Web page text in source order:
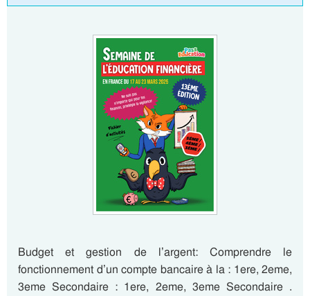
Budget et gestion de l’argent: Comprendre le
fonctionnement d’un compte bancaire à la : 1ere, 2eme,
3eme Secondaire : 1ere, 2eme, 3eme Secondaire .